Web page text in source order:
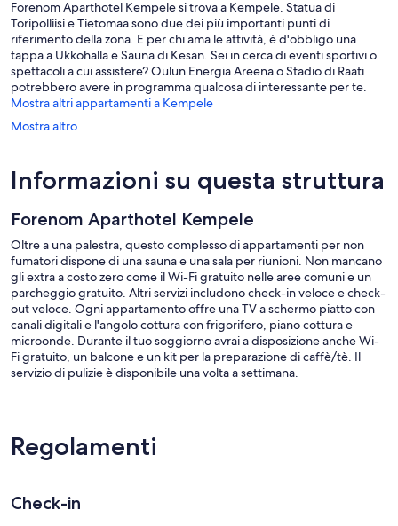
Forenom Aparthotel Kempele si trova a Kempele. Statua di
Toripolliisi e Tietomaa sono due dei più importanti punti di
riferimento della zona. E per chi ama le attività, è d'obbligo una
tappa a Ukkohalla e Sauna di Kesän. Sei in cerca di eventi sportivi o
spettacoli a cui assistere? Oulun Energia Areena o Stadio di Raati
potrebbero avere in programma qualcosa di interessante per te.
Mostra altri appartamenti a Kempele
Mostra altro
Informazioni su questa struttura
Forenom Aparthotel Kempele
Oltre a una palestra, questo complesso di appartamenti per non
fumatori dispone di una sauna e una sala per riunioni. Non mancano
gli extra a costo zero come il Wi-Fi gratuito nelle aree comuni e un
parcheggio gratuito. Altri servizi includono check-in veloce e check-
out veloce. Ogni appartamento offre una TV a schermo piatto con
canali digitali e l'angolo cottura con frigorifero, piano cottura e
microonde. Durante il tuo soggiorno avrai a disposizione anche Wi-
Fi gratuito, un balcone e un kit per la preparazione di caffè/tè. Il
servizio di pulizie è disponibile una volta a settimana.
sono dotate di balcone. In questa struttura a 3,5 stelle le
sistemazioni comprendono angolo cottura con frigorifero, piano
Durante il tuo soggiorno puoi navigare su Internet utilizzando la
Regolamenti
Check-in